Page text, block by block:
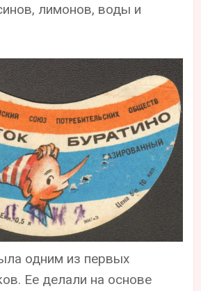
лимонов, воды и
одним из первых
Ее делали на основе